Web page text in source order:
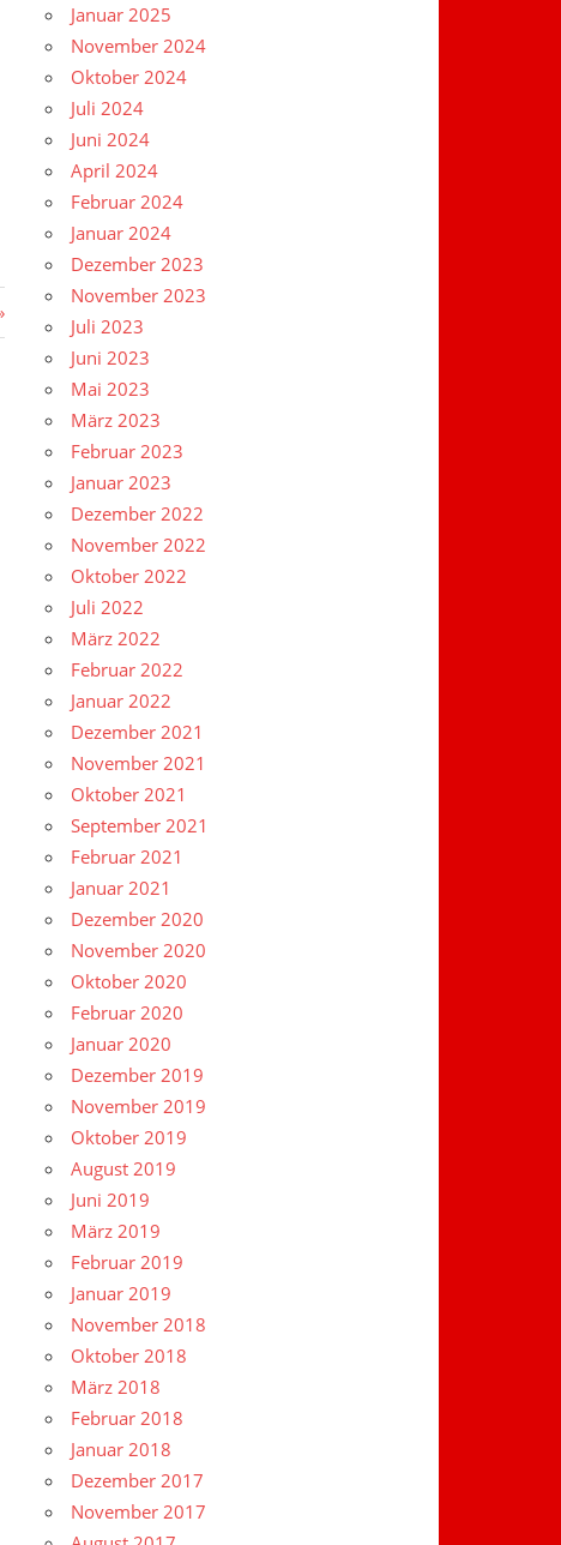
Januar 2025
November 2024
Oktober 2024
Juli 2024
Juni 2024
April 2024
Februar 2024
Januar 2024
Dezember 2023
November 2023
Juli 2023
Juni 2023
Mai 2023
März 2023
Februar 2023
Januar 2023
Dezember 2022
November 2022
Oktober 2022
Juli 2022
März 2022
Februar 2022
Januar 2022
Dezember 2021
November 2021
Oktober 2021
September 2021
Februar 2021
Januar 2021
Dezember 2020
November 2020
Oktober 2020
Februar 2020
Januar 2020
Dezember 2019
November 2019
Oktober 2019
August 2019
Juni 2019
März 2019
Februar 2019
Januar 2019
November 2018
Oktober 2018
März 2018
Februar 2018
Januar 2018
Dezember 2017
November 2017